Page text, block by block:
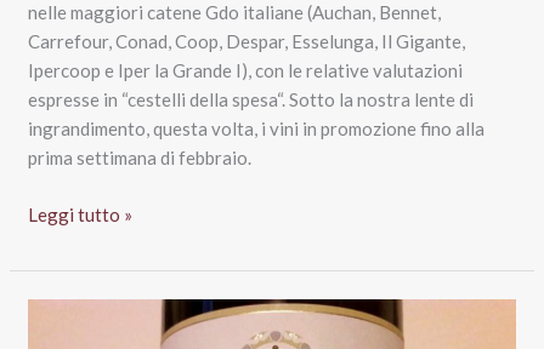
nelle maggiori catene Gdo italiane (Auchan, Bennet,
Carrefour, Conad, Coop, Despar, Esselunga, Il Gigante,
Ipercoop e Iper la Grande I), con le relative valutazioni
espresse in “cestelli della spesa“. Sotto la nostra lente di
ingrandimento, questa volta, i vini in promozione fino alla
prima settimana di febbraio.
Vini
volantino:
Bennet,
Leggi tutto »